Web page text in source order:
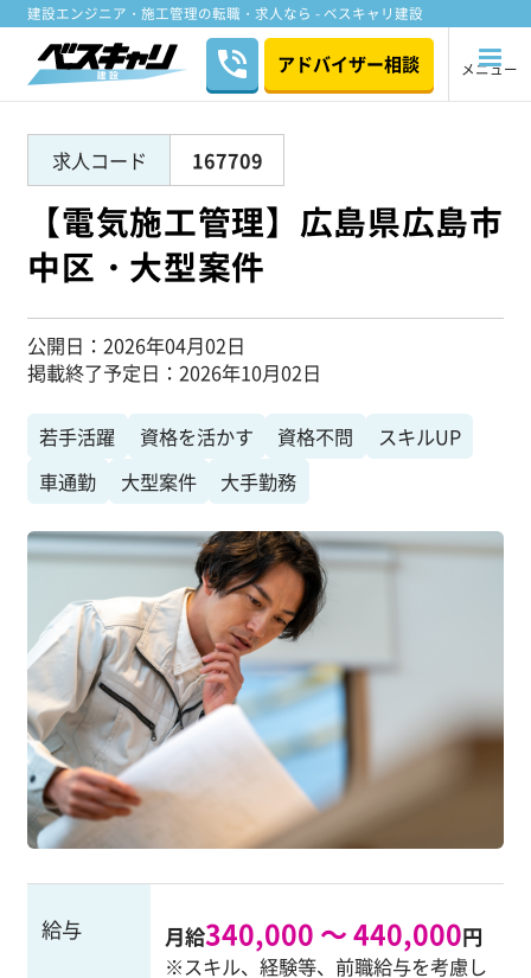
建設エンジニア・施工管理の転職・求人なら - ベスキャリ建設
アドバイザー相談 メニュー
求人コード 167709
【電気施工管理】広島県広島市
中区・大型案件
公開日
2026年04月02日
掲載終了予定日
2026年10月02日
若手活躍 資格を活かす 資格不問
スキルUP
車通勤
大型案件 大手勤務
給与 月給340,000 ～ 440,000円
※スキル、経験等、前職給与を考慮し